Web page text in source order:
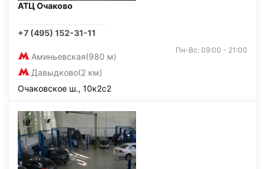
АТЦ Очаково
+7 (495) 152-31-11
Аминьевская(980 м)
Давыдково(2 км)
Пн-Вс: 09:00 - 21:00
Очаковское ш., 10к2с2